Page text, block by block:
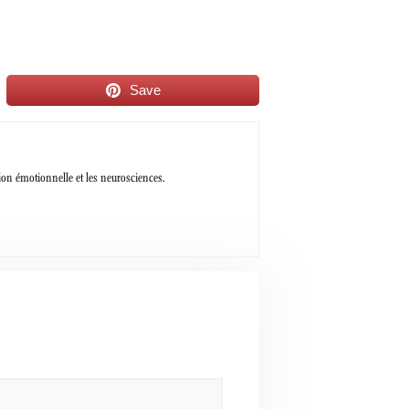
Save
émotionnelle et les neurosciences.